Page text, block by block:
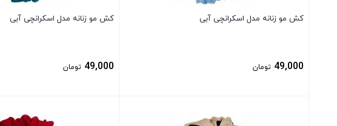
کش مو زنانه مدل اسکرانچی آبی
49,000 تومان
کش مو زنانه مدل اسکرانچی آبی
49,000 تومان